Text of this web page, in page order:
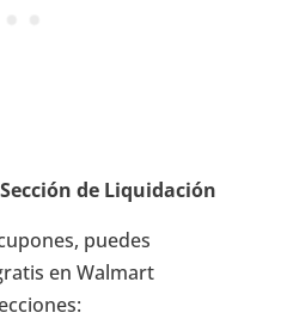
de Liquidación
puedes
en Walmart